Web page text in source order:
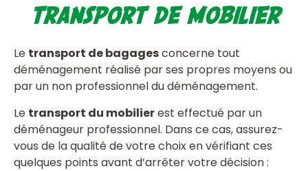
transport de mobilier
Le transport de bagagesconcerne tout
déménagement réalisé par ses propres moyens ou
par un non professionnel du déménagement.
Le transport du mobilierest effectué par un
déménageur professionnel. Dans ce cas, assurez-
vous de la qualité de votre choix en vérifiant ces
quelques points avant d’arrêter votre décision :